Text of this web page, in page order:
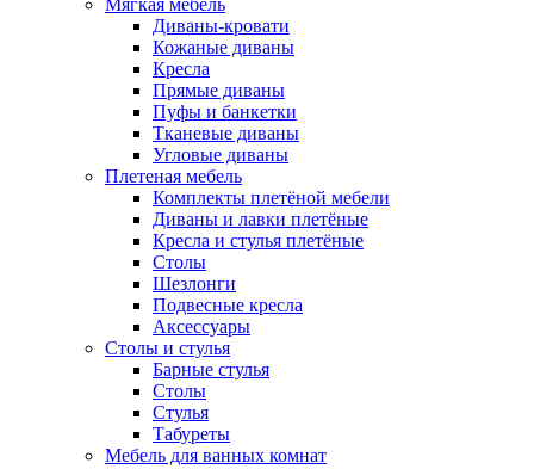
Мягкая мебель
Диваны-кровати
Кожаные диваны
Кресла
Прямые диваны
Пуфы и банкетки
Тканевые диваны
Угловые диваны
Плетеная мебель
Комплекты плетёной мебели
Диваны и лавки плетёные
Кресла и стулья плетёные
Столы
Шезлонги
Подвесные кресла
Аксессуары
Столы и стулья
Барные стулья
Столы
Стулья
Табуреты
Мебель для ванных комнат